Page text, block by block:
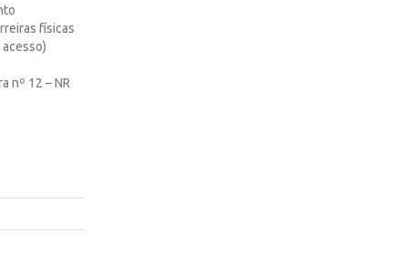
físicas
nº 12 – NR